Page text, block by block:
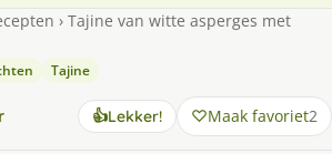
› Tajine van witte asperges met
Tajine
👍Lekker! Maak favoriet2